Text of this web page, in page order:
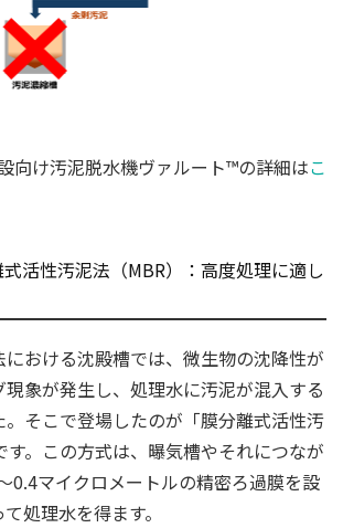
向け汚泥脱水機ヴァルート™の詳細はこ
活性汚泥法（MBR）：高度処理に適し
おける沈殿槽では、微生物の沈降性が
象が発生し、処理水に汚泥が混入する
そこで登場したのが「膜分離式活性汚
す。この方式は、曝気槽やそれにつなが
0.4マイクロメートルの精密ろ過膜を設
処理水を得ます。